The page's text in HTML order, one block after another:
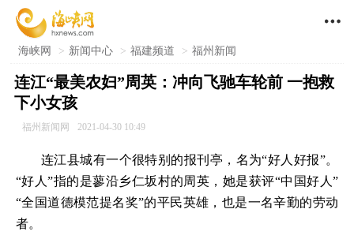

海峡网 > 新闻中心 > 福建频道 > 福州新闻
连江“最美农妇”周英：冲向飞驰车轮前 一抱救
下小女孩
福州新闻网 2021-04-30 10:49
连江县城有一个很特别的报刊亭，名为“好人好报”。
“好人”指的是蓼沿乡仁坂村的周英，她是获评“中国好人”
“全国道德模范提名奖”的平民英雄，也是一名辛勤的劳动
者。